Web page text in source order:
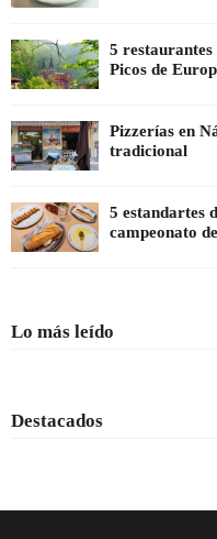
5 restaurantes
Picos de
Pizzerías en
tradicional
5 estandartes
campeonato
Lo más leído
Destacados